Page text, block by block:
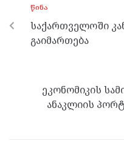
o
k
er m
ᲬᲘᲜᲐ
საქართველოში
გაიმართება
ეკონომიკის
ანაკლიის